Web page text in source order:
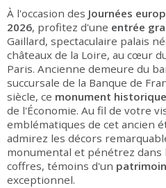
À l'occasion des Journées
2026, profitez d'une entrée
Gaillard, spectaculaire palais
châteaux de la Loire, au cœur
Paris. Ancienne demeure du
succursale de la Banque de
siècle, ce monument historique
de l'Économie. Au fil de votre
emblématiques de cet ancien
admirez les décors
monumental et pénétrez
coffres, témoins d'un
exceptionnel.